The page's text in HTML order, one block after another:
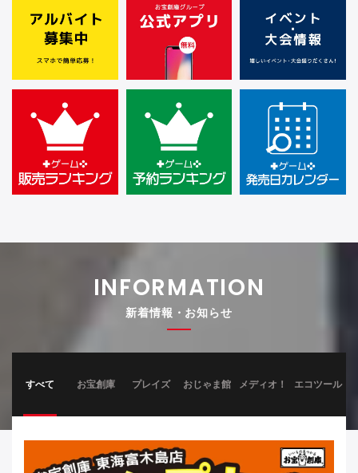
INFORMATION
新着情報・お知らせ
すべて お宝創庫 プレイズ おじゃま館 メディオ！ エコツール